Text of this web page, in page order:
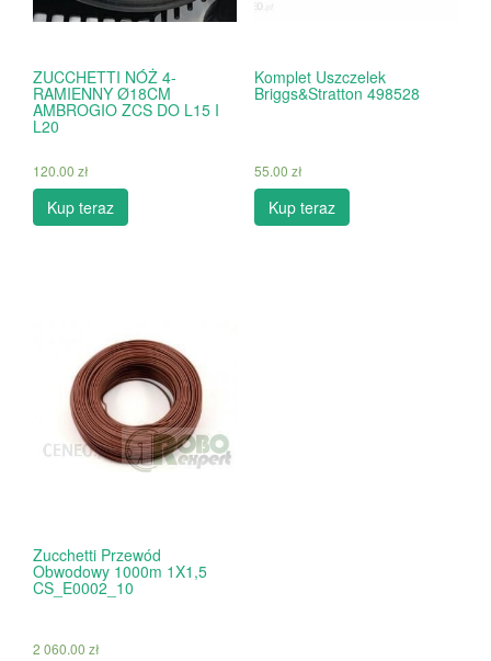
ZUCCHETTI NÓŻ 4-
RAMIENNY Ø18CM
AMBROGIO ZCS DO L15 I
L20
120.00 zł
Kup teraz
Komplet Uszczelek
Briggs&Stratton 498528
55.00 zł
Kup teraz
Zucchetti Przewód
Obwodowy 1000m 1X1,5
CS_E0002_10
2 060.00 zł